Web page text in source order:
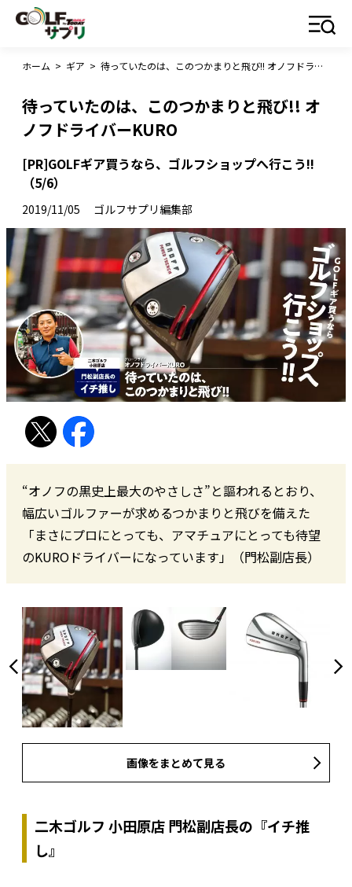
ホーム > ギア > 待っていたのは、このつかまりと飛び!! オノフドライバーKURO
待っていたのは、このつかまりと飛び!! オ
ノフドライバーKURO
[PR]GOLFギア買うなら、ゴルフショップへ行こう!!
（5/6）
2019/11/05 ゴルフサプリ編集部
“オノフの黒史上最大のやさしさ”と謳われるとおり、
幅広いゴルファーが求めるつかまりと飛びを備えた
「まさにプロにとっても、アマチュアにとっても待望
のKUROドライバーになっています」（門松副店長）
画像をまとめて見る
二木ゴルフ 小田原店 門松副店長の『イチ推
し』